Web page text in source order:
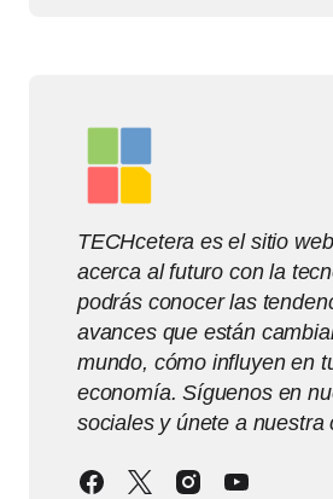
TECHcetera es el sitio
acerca al futuro con la
podrás conocer las
avances que están
mundo, cómo influyen en
economía. Síguenos en
sociales y únete a nuestra